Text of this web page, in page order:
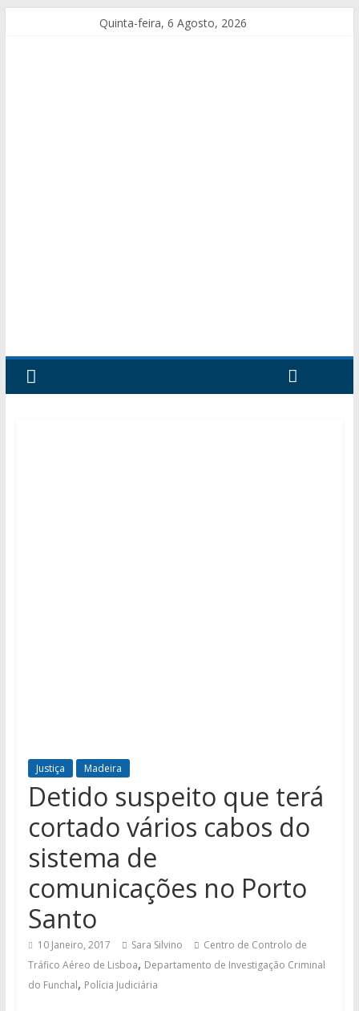
Quinta-feira, 6 Agosto, 2026
Justiça Madeira
Detido suspeito que terá
cortado vários cabos do
sistema de
comunicações no Porto
Santo
10 Janeiro, 2017 Sara Silvino
Centro de Controlo de
Tráfico Aéreo de Lisboa, Departamento de Investigação Criminal
do Funchal, Polícia Judiciária